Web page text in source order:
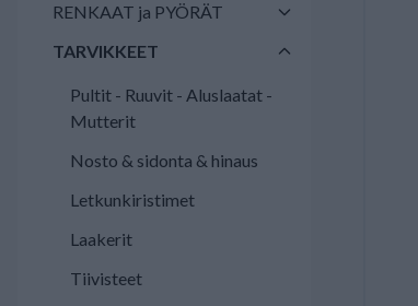
RENKAAT ja PYÖRÄT
TARVIKKEET
Pultit - Ruuvit - Aluslaatat -
Mutterit
Nosto & sidonta & hinaus
Letkunkiristimet
Laakerit
Tiivisteet